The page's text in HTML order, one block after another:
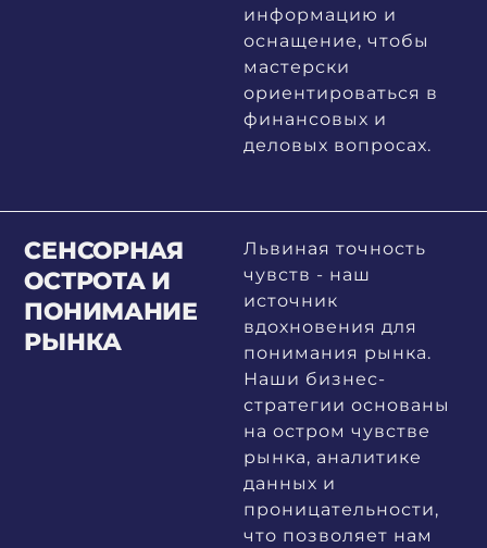
информацию и
оснащение, чтобы
мастерски
ориентироваться в
финансовых и
деловых вопросах.
СЕНСОРНАЯ
ОСТРОТА И
ПОНИМАНИЕ
РЫНКА
Львиная точность
чувств - наш
источник
вдохновения для
понимания рынка.
Наши бизнес-
стратегии основаны
на остром чувстве
рынка, аналитике
данных и
проницательности,
что позволяет нам